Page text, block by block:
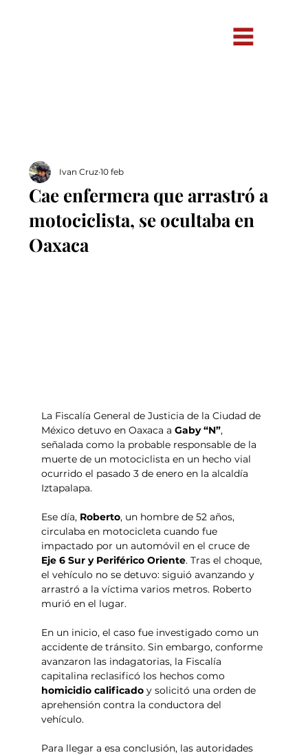
Cae enfermera que arrastró a
motociclista, se ocultaba en
Oaxaca
Ivan Cruz 10 feb
La Fiscalía General de Justicia de la Ciudad de
México detuvo en Oaxaca a Gaby “N”,
señalada como la probable responsable de la
muerte de un motociclista en un hecho vial
ocurrido el pasado 3 de enero en la alcaldía
Iztapalapa.
Ese día, Roberto, un hombre de 52 años,
circulaba en motocicleta cuando fue
impactado por un automóvil en el cruce de
Eje 6 Sur y Periférico Oriente. Tras el choque,
el vehículo no se detuvo: siguió avanzando y
arrastró a la víctima varios metros. Roberto
murió en el lugar.
En un inicio, el caso fue investigado como un
accidente de tránsito. Sin embargo, conforme
avanzaron las indagatorias, la Fiscalía
capitalina reclasificó los hechos como
homicidio calificado y solicitó una orden de
aprehensión contra la conductora del
vehículo.
Para llegar a esa conclusión, las autoridades